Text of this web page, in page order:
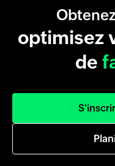
optimisez
de